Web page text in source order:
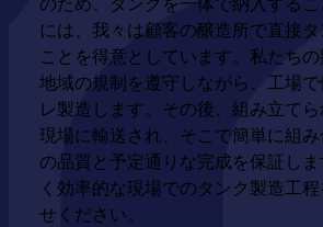
には、我々は顧客の醸造所で直接
ことを得意としています。私たちの
地域の規制を遵守しながら、工場
レ製造します。その後、組み立て
現場に輸送され、そこで簡単に組
の品質と予定通りな完成を保証し
く効率的な現場でのタンク製造工
せください。